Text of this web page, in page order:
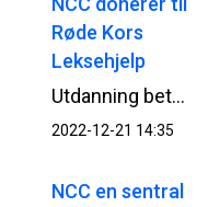
Røde Kors
Leksehjelp
Utdanning betyr noe. Og like muligheter til å lykkes er viktig. NCC er en kunnskapsbedrift og vi ønsker å bidra til at enda flere kan utnytte sitt potensial. Et tilbud om gratis leksehjelp er viktig for mange og bidrar til at flere lykkes på skolen.
2022-12-21 14:35
NCC en sentral